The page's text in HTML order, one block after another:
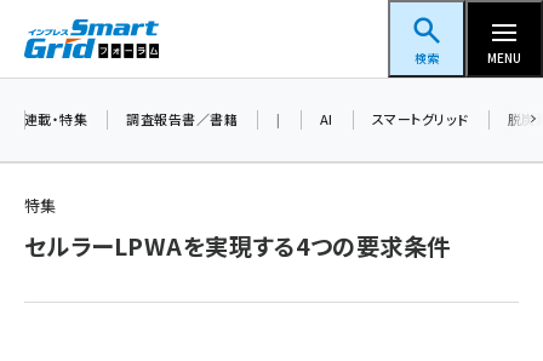
ン
スマートグリッドフォーラム
検索 MENU
連載・特集 調査報告書／書籍 | AI スマートグリッド 脱炭
特集
セルラーLPWAを実現する4つの要求条件